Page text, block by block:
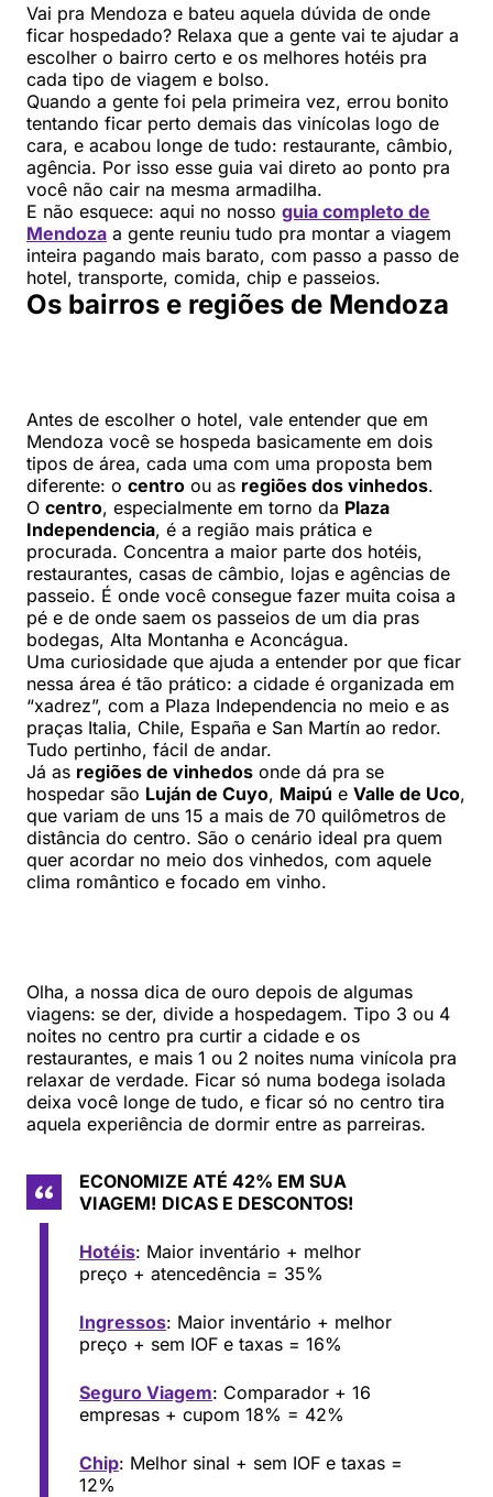
Vai pra Mendoza e bateu aquela dúvida de onde
ficar hospedado? Relaxa que a gente vai te ajudar a
escolher o bairro certo e os melhores hotéis pra
cada tipo de viagem e bolso.
Quando a gente foi pela primeira vez, errou bonito
tentando ficar perto demais das vinícolas logo de
cara, e acabou longe de tudo: restaurante, câmbio,
agência. Por isso esse guia vai direto ao ponto pra
você não cair na mesma armadilha.
E não esquece: aqui no nosso guia completo de
Mendoza a gente reuniu tudo pra montar a viagem
inteira pagando mais barato, com passo a passo de
hotel, transporte, comida, chip e passeios.
Os bairros e regiões de Mendoza
Antes de escolher o hotel, vale entender que em
Mendoza você se hospeda basicamente em dois
tipos de área, cada uma com uma proposta bem
diferente: o centro ou as regiões dos vinhedos.
O centro, especialmente em torno da Plaza
Independencia, é a região mais prática e
procurada. Concentra a maior parte dos hotéis,
restaurantes, casas de câmbio, lojas e agências de
passeio. É onde você consegue fazer muita coisa a
pé e de onde saem os passeios de um dia pras
bodegas, Alta Montanha e Aconcágua.
Uma curiosidade que ajuda a entender por que ficar
nessa área é tão prático: a cidade é organizada em
“xadrez”, com a Plaza Independencia no meio e as
praças Italia, Chile, España e San Martín ao redor.
Tudo pertinho, fácil de andar.
Já as regiões de vinhedos onde dá pra se
hospedar são Luján de Cuyo, Maipú e Valle de Uco,
que variam de uns 15 a mais de 70 quilômetros de
distância do centro. São o cenário ideal pra quem
quer acordar no meio dos vinhedos, com aquele
clima romântico e focado em vinho.
Olha, a nossa dica de ouro depois de algumas
viagens: se der, divide a hospedagem. Tipo 3 ou 4
noites no centro pra curtir a cidade e os
restaurantes, e mais 1 ou 2 noites numa vinícola pra
relaxar de verdade. Ficar só numa bodega isolada
deixa você longe de tudo, e ficar só no centro tira
aquela experiência de dormir entre as parreiras.
ECONOMIZE ATÉ 42% EM SUA
VIAGEM! DICAS E DESCONTOS!
Hotéis: Maior inventário + melhor
preço + atencedência = 35%
Ingressos: Maior inventário + melhor
preço + sem IOF e taxas = 16%
Seguro Viagem: Comparador + 16
empresas + cupom 18% = 42%
Chip: Melhor sinal + sem IOF e taxas =
12%